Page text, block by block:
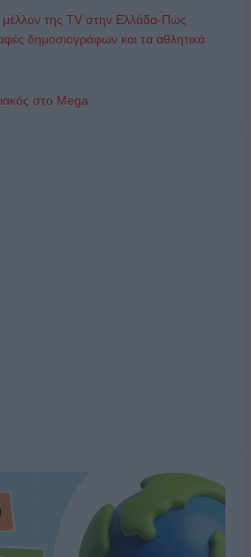
μέλλον της TV στην Ελλάδα-Πώς
δημοσιογράφων και τα αθλητικά
στο Mega